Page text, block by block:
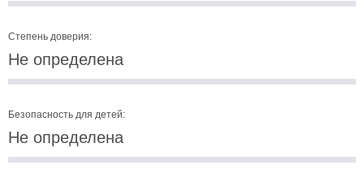
Степень доверия:
Не определена
Безопасность для детей:
Не определена